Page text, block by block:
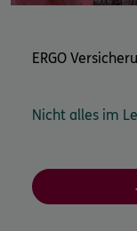
ERGO
Nicht alles im